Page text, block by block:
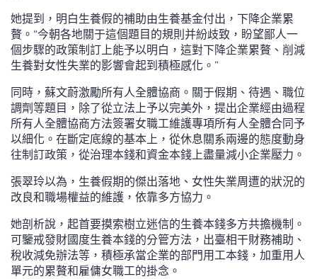
她提到，明白生養假的補助由生養基金付出，下降企業累
贅。“今朝各地關于這個題目的規則并紛歧致，盼望鄙人一
個步驟的政策制訂上能予以明白，這對下降企業累贅、削減
生養對女性失業的影響會起到積極感化。”
同時，蘇文蔚激勵所有人全體協商。關于假期、待遇、職位
調劑等題目，除了從立法上予以完美外，提出企業經由過程
所有人全體協商方法簽署女職工維護專項所有人全體合同予
以細化。在斷定底線的基本上，從休息關系兩邊的態度動身
往制訂政策，從治理本錢和資金本錢上盡量減小企業壓力。
張翠玲以為，生養假期的傑出落地、女性失業周遭的狀況的
改良和職場權益的維護，依靠多方協力。
她剖析說，起首要摸索樹立迷信的生養本錢多方共擔機制。
可鑒戒發財國度生養本錢的分管方法，出臺相干財務補助、
稅收減免辦法等，積極承當企業的部門用工本錢，加重用人
單元的累贅和雇傭女職工的掛念。